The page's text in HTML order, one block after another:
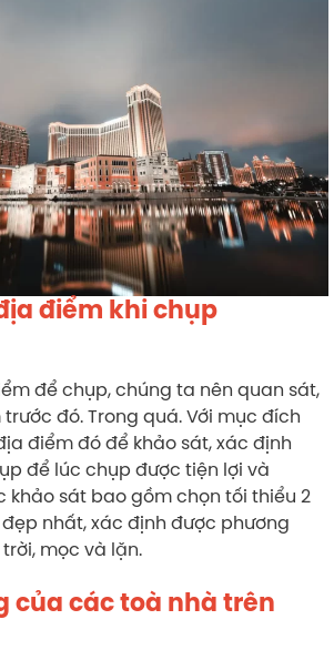
điểm khi chụp
để chụp, chúng ta nên quan sát,
đó. Trong quá. Với mục đích
điểm đó để khảo sát, xác định
để lúc chụp được tiện lợi và
khảo sát bao gồm chọn tối thiểu 2
nhất, xác định được phương
mọc và lặn.
của các toà nhà trên